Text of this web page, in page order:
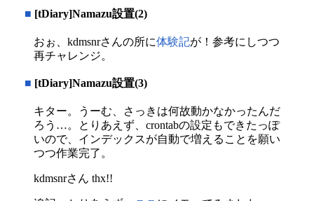
■ [tDiary]Namazu設置(2)
おぉ、kdmsnrさんの所に体験記が！参考にしつつ
再チャレンジ。
■ [tDiary]Namazu設置(3)
キター。うーむ、さっきは何故動かなかったんだ
ろう…。とりあえず、crontabの設定もできたっぽ
いので、インデックスが自動で増えることを願い
つつ作業完了。
kdmsnrさん thx!!